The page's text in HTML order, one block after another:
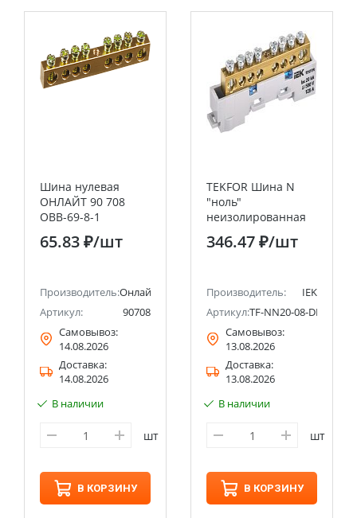
Шина нулевая
ОНЛАЙТ 90 708
OBB-69-8-1
65.83 ₽/шт
Производитель:Онлайт
Артикул:
90708
Самовывоз:
14.08.2026
Доставка:
14.08.2026
В наличии
шт
В КОРЗИНУ
TEKFOR Шина N
"ноль"
неизолированная
на универсальном
держателе 8х12-8-С
346.47 ₽/шт
Производитель:
IEK
Артикул:TF-NN20-08-DL-K07
Самовывоз:
13.08.2026
Доставка:
13.08.2026
В наличии
шт
В КОРЗИНУ